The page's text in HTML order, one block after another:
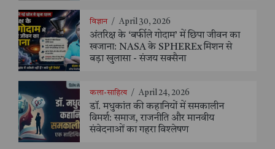
विज्ञान / April 30, 2026
अंतरिक्ष के ‘बर्फीले गोदाम’ में छिपा जीवन का
खजाना: NASA के SPHEREx मिशन से
बड़ा खुलासा - संजय सक्सैना
कला-साहित्य / April 24, 2026
डॉ. मधुकांत की कहानियों में समकालीन
विमर्श: समाज, राजनीति और मानवीय
संवेदनाओं का गहरा विश्लेषण